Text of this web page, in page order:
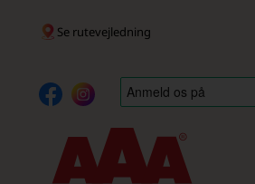
Se rutevejledning